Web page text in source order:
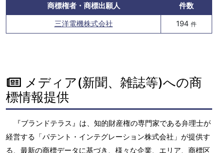
商標権者・商標出願人
件数
三洋電機株式会社
194 件
メディア(新聞、雑誌等)への商
標情報提供
『ブランドテラス』は、知的財産権の専門家である弁理士が
経営する「パテント・インテグレーション株式会社」が提供す
る、最新の商標データに基づき、様々な企業、エリア、商標区